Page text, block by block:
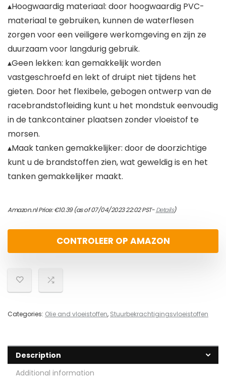
▴Hoogwaardig materiaal: door hoogwaardig PVC-
materiaal te gebruiken, kunnen de waterflesen
zorgen voor een veiligere werkomgeving en zijn ze
duurzaam voor langdurig gebruik.
▴Geen lekken: kan gemakkelijk worden
vastgeschroefd en lekt of druipt niet tijdens het
gieten. Door het flexibele, gebogen ontwerp van de
racebrandstofleiding kunt u het mondstuk eenvoudig
in de tankcontainer plaatsen zonder vloeistof te
morsen.
▴Maak tanken gemakkelijker: door de doorzichtige
kunt u de brandstoffen zien, wat geweldig is en het
tanken gemakkelijker maakt.
Amazon.nl Price:€10.39(as of 07/04/2023 22:02 PST-Details)
CONTROLEER OP AMAZON
Categories: Olie and vloeistoffen, Stuurbekrachtigingsvloeistoffen
Description
Additional information